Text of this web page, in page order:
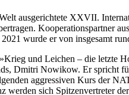
ausgerichtete XXVII.
Kooperationspartner
wurde er von insgesamt
und Leichen – die letzte
Dmitri Nowikow. Er spricht
aggressiven Kurs der
werden sich Spitzenvertreter